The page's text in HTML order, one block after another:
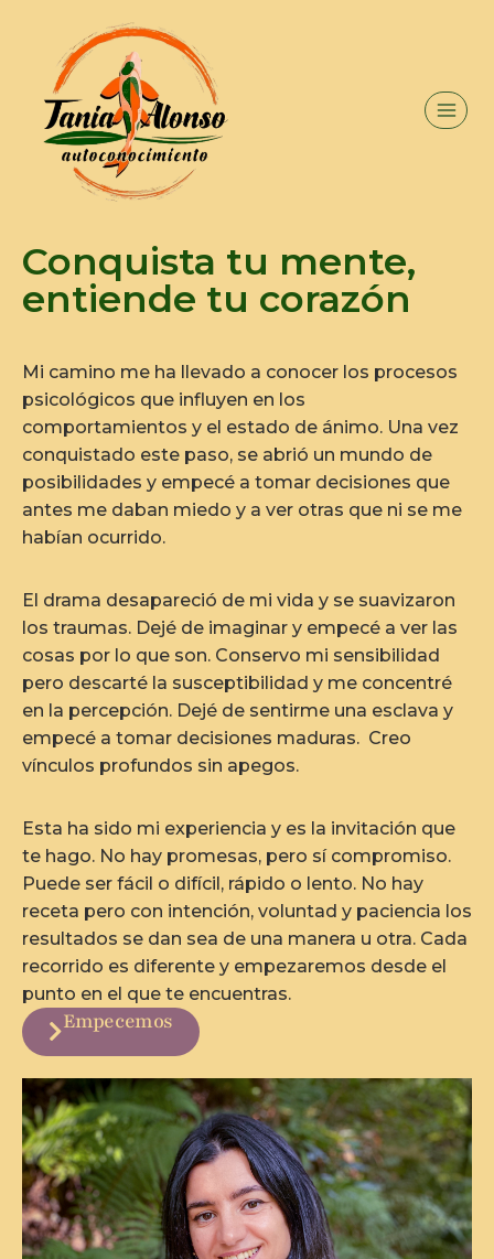
Conquista tu mente,
entiende tu corazón
Mi camino me ha llevado a conocer los procesos
psicológicos que influyen en los
comportamientos y el estado de ánimo. Una vez
conquistado este paso, se abrió un mundo de
posibilidades y empecé a tomar decisiones que
antes me daban miedo y a ver otras que ni se me
habían ocurrido.
El drama desapareció de mi vida y se suavizaron
los traumas. Dejé de imaginar y empecé a ver las
cosas por lo que son. Conservo mi sensibilidad
pero descarté la susceptibilidad y me concentré
en la percepción. Dejé de sentirme una esclava y
empecé a tomar decisiones maduras. Creo
vínculos profundos sin apegos.
Esta ha sido mi experiencia y es la invitación que
te hago. No hay promesas, pero sí compromiso.
Puede ser fácil o difícil, rápido o lento. No hay
receta pero con intención, voluntad y paciencia los
resultados se dan sea de una manera u otra. Cada
recorrido es diferente y empezaremos desde el
punto en el que te encuentras.
Empecemos